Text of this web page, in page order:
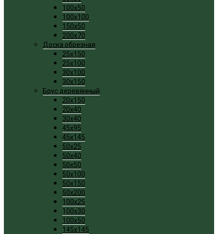
100x50
100x100
150x50
200x70
Доска обрезная
25x150
25x100
30x100
30x150
Брус деревянный
20x150
20x40
30x40
45x95
45x145
50x25
50x40
50x50
50x100
50x150
50x200
100x25
100x30
100x50
145x145